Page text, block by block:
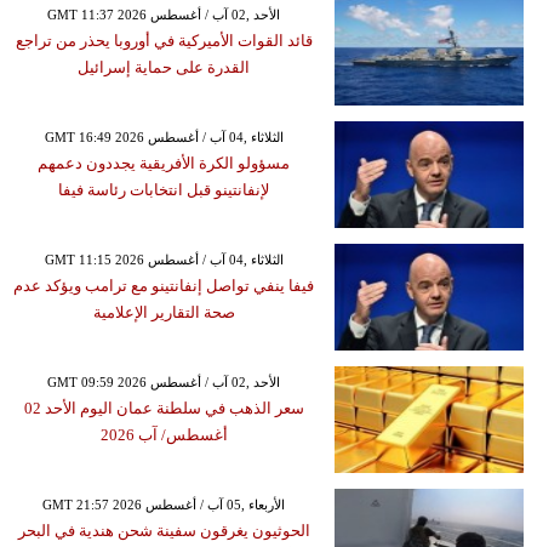
GMT 11:37 2026 الأحد ,02 آب / أغسطس
قائد القوات الأميركية في أوروبا يحذر من تراجع
القدرة على حماية إسرائيل
GMT 16:49 2026 الثلاثاء ,04 آب / أغسطس
مسؤولو الكرة الأفريقية يجددون دعمهم
لإنفانتينو قبل انتخابات رئاسة فيفا
GMT 11:15 2026 الثلاثاء ,04 آب / أغسطس
فيفا ينفي تواصل إنفانتينو مع ترامب ويؤكد عدم
صحة التقارير الإعلامية
GMT 09:59 2026 الأحد ,02 آب / أغسطس
سعر الذهب في سلطنة عمان اليوم الأحد 02
أغسطس/ آب 2026
GMT 21:57 2026 الأربعاء ,05 آب / أغسطس
الحوثيون يغرقون سفينة شحن هندية في البحر